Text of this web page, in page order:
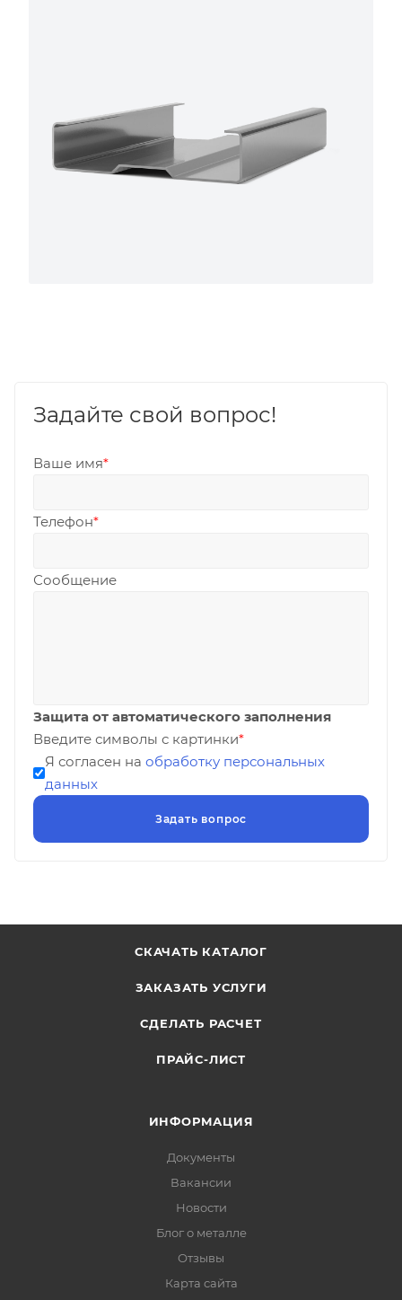
Задайте свой вопрос!
Ваше имя*
Телефон*
Сообщение
Защита от автоматического заполнения
Введите символы с картинки*
Я согласен на обработку персональных
данных
СКАЧАТЬ КАТАЛОГ
ЗАКАЗАТЬ УСЛУГИ
СДЕЛАТЬ РАСЧЕТ
ПРАЙС-ЛИСТ
ИНФОРМАЦИЯ
Документы
Вакансии
Новости
Блог о металле
Отзывы
Карта сайта